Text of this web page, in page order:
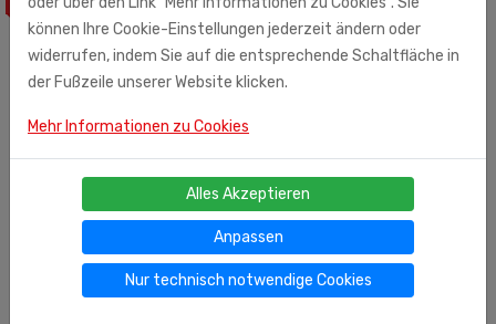
können Ihre Cookie-Einstellungen jederzeit ändern oder
widerrufen, indem Sie auf die entsprechende Schaltfläche in
der Fußzeile unserer Website klicken.
Mehr Informationen zu Cookies
Alles Akzeptieren
Anpassen
Nur technisch notwendige Cookies